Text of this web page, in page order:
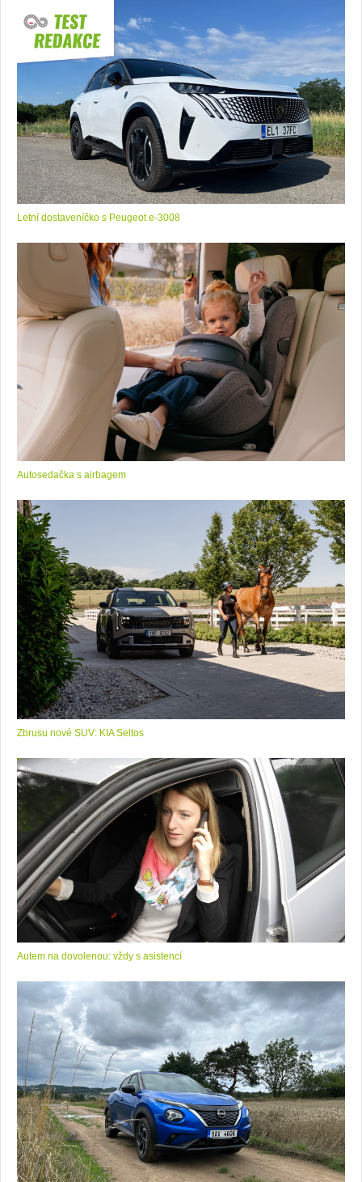
Letní dostaveníčko s Peugeot e-3008
Autosedačka s airbagem
Zbrusu nové SUV: KIA Seltos
Autem na dovolenou: vždy s asistencí